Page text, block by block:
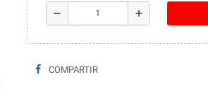
remove add
COMPARTIR